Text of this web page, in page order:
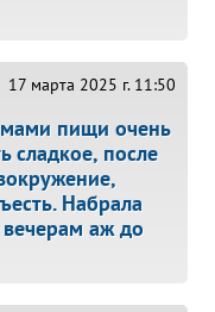
17 марта 2025 г. 11:50
пищи очень
сладкое, после
Набрала
вечерам аж до